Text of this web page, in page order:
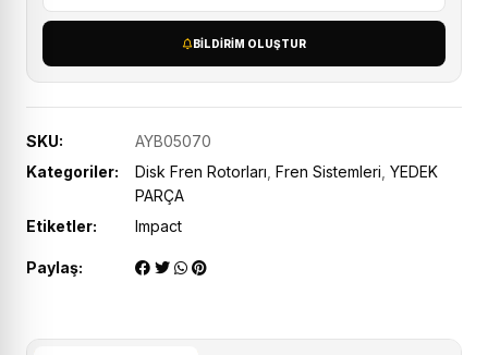
BILDIRIM OLUŞTUR
SKU:
AYB05070
Kategoriler:
Disk Fren Rotorları Fren Sistemleri YEDEK
PARÇA
Etiketler:
Impact
Paylaş: